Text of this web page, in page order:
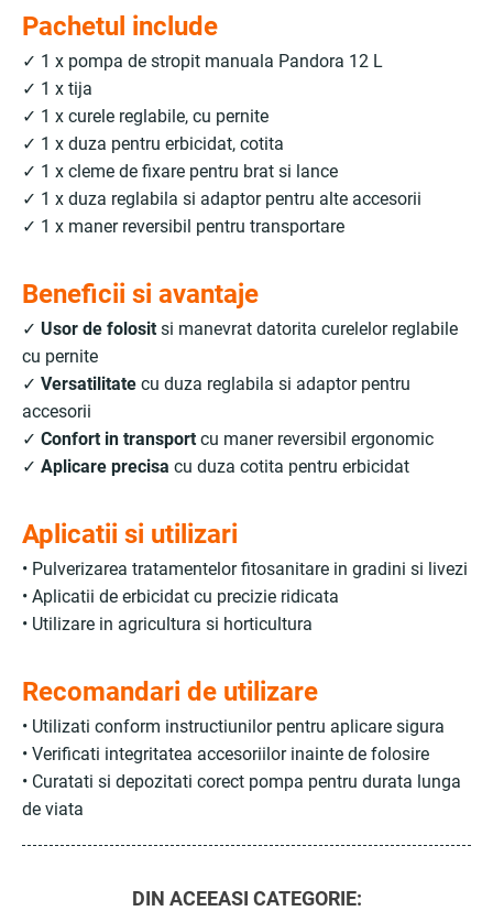
Pachetul include
✓ 1 x pompa de stropit manuala Pandora 12 L
✓ 1 x tija
✓ 1 x curele reglabile, cu pernite
✓ 1 x duza pentru erbicidat, cotita
✓ 1 x cleme de fixare pentru brat si lance
✓ 1 x duza reglabila si adaptor pentru alte accesorii
✓ 1 x maner reversibil pentru transportare
Beneficii si avantaje
✓ Usor de folosit si manevrat datorita curelelor reglabile
cu pernite
✓ Versatilitate cu duza reglabila si adaptor pentru
accesorii
✓ Confort in transport cu maner reversibil ergonomic
✓ Aplicare precisa cu duza cotita pentru erbicidat
Aplicatii si utilizari
• Pulverizarea tratamentelor fitosanitare in gradini si livezi
• Aplicatii de erbicidat cu precizie ridicata
• Utilizare in agricultura si horticultura
Recomandari de utilizare
• Utilizati conform instructiunilor pentru aplicare sigura
• Verificati integritatea accesoriilor inainte de folosire
• Curatati si depozitati corect pompa pentru durata lunga
de viata
DIN ACEEASI CATEGORIE: